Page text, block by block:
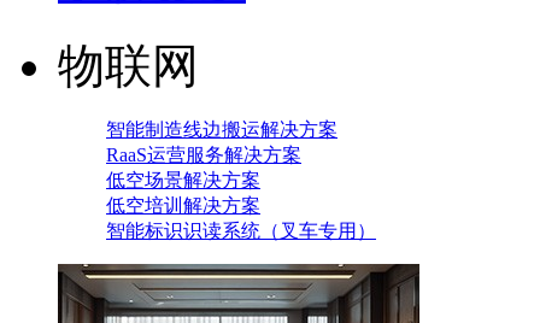
物联网
智能制造线边搬运解决方案
RaaS运营服务解决方案
低空场景解决方案
低空培训解决方案
智能标识识读系统（叉车专用）